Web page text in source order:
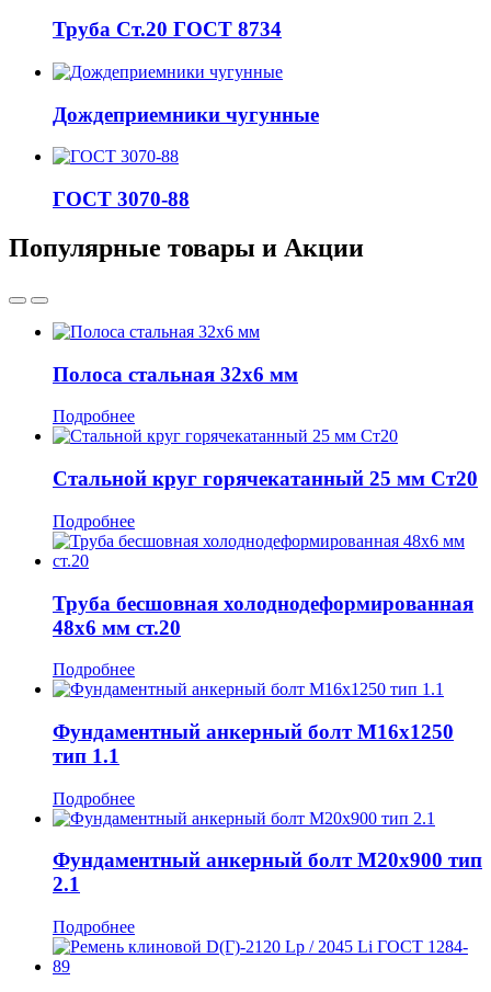
Труба Ст.20 ГОСТ 8734
Дождеприемники чугунные
ГОСТ 3070-88
Популярные товары и Акции
Полоса стальная 32x6 мм
Подробнее
Стальной круг горячекатанный 25 мм Ст20
Подробнее
Труба бесшовная холоднодеформированная
48x6 мм ст.20
Подробнее
Фундаментный анкерный болт М16x1250
тип 1.1
Подробнее
Фундаментный анкерный болт М20x900 тип
2.1
Подробнее